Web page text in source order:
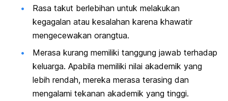
Rasa takut berlebihan untuk melakukan
kegagalan atau kesalahan karena khawatir
mengecewakan orangtua.
Merasa kurang memiliki tanggung jawab terhadap
keluarga. Apabila memiliki nilai akademik yang
lebih rendah, mereka merasa terasing dan
mengalami tekanan akademik yang tinggi.